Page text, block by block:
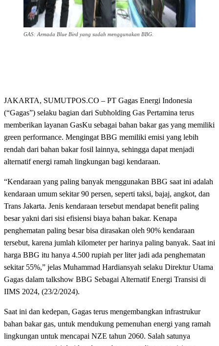
GAS: Armada Blue Bird yang sudah menggunakan BBG.
JAKARTA, SUMUTPOS.CO – PT Gagas Energi Indonesia
(“Gagas”) selaku bagian dari Subholding Gas Pertamina terus
memberikan layanan GasKu sebagai bahan bakar gas yang memiliki
green performance. Mengingat BBG memiliki emisi yang lebih
rendah dari bahan bakar fosil lainnya, sehingga dapat menjadi
alternatif energi ramah lingkungan bagi kendaraan.
“Kendaraan yang paling banyak menggunakan BBG saat ini adalah
kendaraan umum sekitar 90 persen, seperti taksi, bajaj, angkot, dan
Trans Jakarta. Jenis kendaraan tersebut mendapat benefit paling
besar yakni dari sisi efisiensi biaya bahan bakar. Kenapa
penghematan paling besar bisa dirasakan oleh 90% kendaraan
tersebut, karena jumlah kilometer per harinya paling banyak. Saat ini
harga BBG itu hanya 4.500 rupiah per liter jadi ada penghematan
sekitar 55%,” jelas Muhammad Hardiansyah selaku Direktur Utama
Gagas dalam talkshow BBG Sebagai Alternatif Energi Transisi di
IIMS 2024, (23/2/2024).
Saat ini dan kedepan, Gagas terus mengembangkan infrastrukur
bahan bakar gas, untuk mendukung pemenuhan energi yang ramah
lingkungan untuk mencapai NZE tahun 2060. Salah satunya